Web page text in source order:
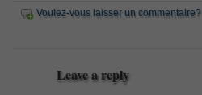
Voulez-vous laisser un commentaire?
Leave a reply